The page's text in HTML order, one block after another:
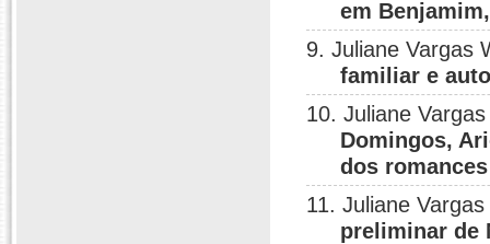
em
9. Juliane Vargas
familiar e
10. Juliane
Domingos,
dos
11. Juliane
preliminar de